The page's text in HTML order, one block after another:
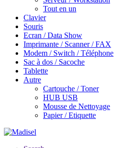
Tout en un
Clavier
Souris
Ecran / Data Show
Imprimante / Scanner / FAX
Modem / Switch / Téléphone
Sac à dos / Sacoche
Tablette
Autre
Cartouche / Toner
HUB USB
Mousse de Nettoyage
Papier / Etiquette